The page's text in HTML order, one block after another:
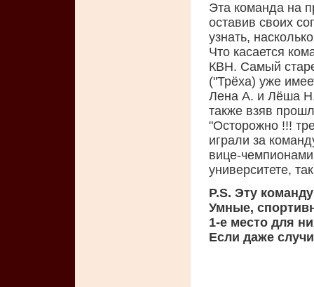
Эта команда на
оставив своих
узнать,
Что касается
КВН. Самый
("Трёха) уже
Лена А. и Лёша Н.
также взяв
"Осторожно !!!
играли за
вице-
университете,
P.S. Эту
Умные,
1-е место для
Если даже